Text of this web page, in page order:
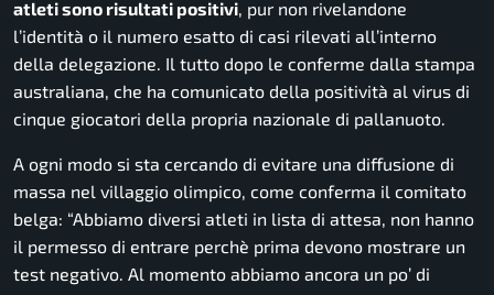
atleti sono risultati positivi, pur non rivelandone
l’identità o il numero esatto di casi rilevati all’interno
della delegazione. Il tutto dopo le conferme dalla stampa
australiana, che ha comunicato della positività al virus di
cinque giocatori della propria nazionale di pallanuoto.
A ogni modo si sta cercando di evitare una diffusione di
massa nel villaggio olimpico, come conferma il comitato
belga: “Abbiamo diversi atleti in lista di attesa, non hanno
il permesso di entrare perchè prima devono mostrare un
test negativo. Al momento abbiamo ancora un po’ di